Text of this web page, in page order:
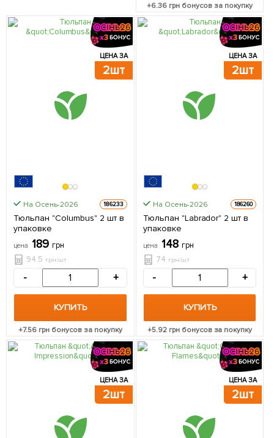
+6.36 грн бонусов за покупку
ЦЕНА ЗА
2шт
На Осень-2026 186233
Тюльпан "Columbus" 2 шт в
упаковке
цена 189 грн
94.5 грн/шт
- +
КУПИТЬ
+7.56 грн бонусов за покупку
ЦЕНА ЗА
2шт
На Осень-2026 186260
Тюльпан "Labrador" 2 шт в
упаковке
цена 148 грн
74 грн/шт
- +
КУПИТЬ
+5.92грн бонусов за покупку
ЦЕНА ЗА
2шт
ЦЕНА ЗА
2шт